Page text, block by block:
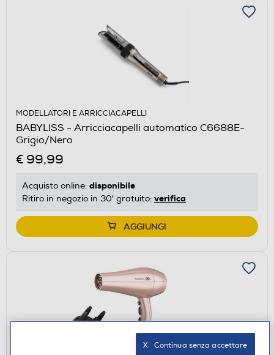
MODELLATORI E ARRICCIACAPELLI
BABYLISS - Arricciacapelli automatico C6688E-
Grigio/Nero
€ 99,99
Acquisto online: disponibile
Ritiro in negozio in 30' gratuito: verifica
AGGIUNGI
X   Continua senza accettare